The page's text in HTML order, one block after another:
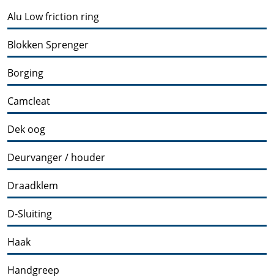
Alu Low friction ring
Blokken Sprenger
Borging
Camcleat
Dek oog
Deurvanger / houder
Draadklem
D-Sluiting
Haak
Handgreep